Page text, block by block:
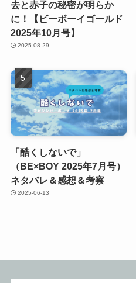
去と赤子の秘密が明らか
に！【ビーボーイゴールド
2025年10月号】
2025-08-29
「酷くしないで」
（BE×BOY 2025年7月号）
ネタバレ＆感想＆考察
2025-06-13